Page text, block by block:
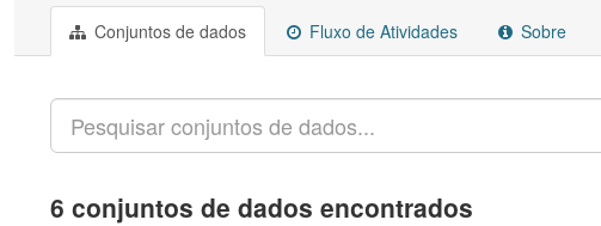
Conjuntos de dados Fluxo de Atividades Sobre
6 conjuntos de dados encontrados